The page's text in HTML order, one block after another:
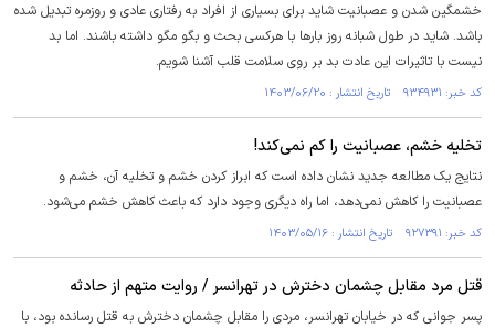
خشمگین شدن و عصبانیت شاید برای بسیاری از افراد به رفتاری عادی و روزمره تبدیل شده
باشد. شاید در طول شبانه روز بار‌ها با هرکسی بحث و بگو مگو داشته باشند. اما بد
نیست با تاثیرات این عادت بد بر روی سلامت قلب آشنا شویم.
کد خبر: ۹۳۴۹۳۱ تاریخ انتشار : ۱۴۰۳/۰۶/۲۰
تخلیه خشم، عصبانیت را کم نمی‌کند!
نتایج یک مطالعه جدید نشان داده است که ابراز کردن خشم و تخلیه آن، خشم و
عصبانیت را کاهش نمی‌دهد، اما راه دیگری وجود دارد که باعث کاهش خشم می‌شود.
کد خبر: ۹۲۷۳۹۱ تاریخ انتشار : ۱۴۰۳/۰۵/۱۶
قتل مرد مقابل چشمان دخترش در تهرانسر / روایت متهم از حادثه
پسر جوانی که در خیابان تهرانسر، مردی را مقابل چشمان دخترش به قتل رسانده بود، با